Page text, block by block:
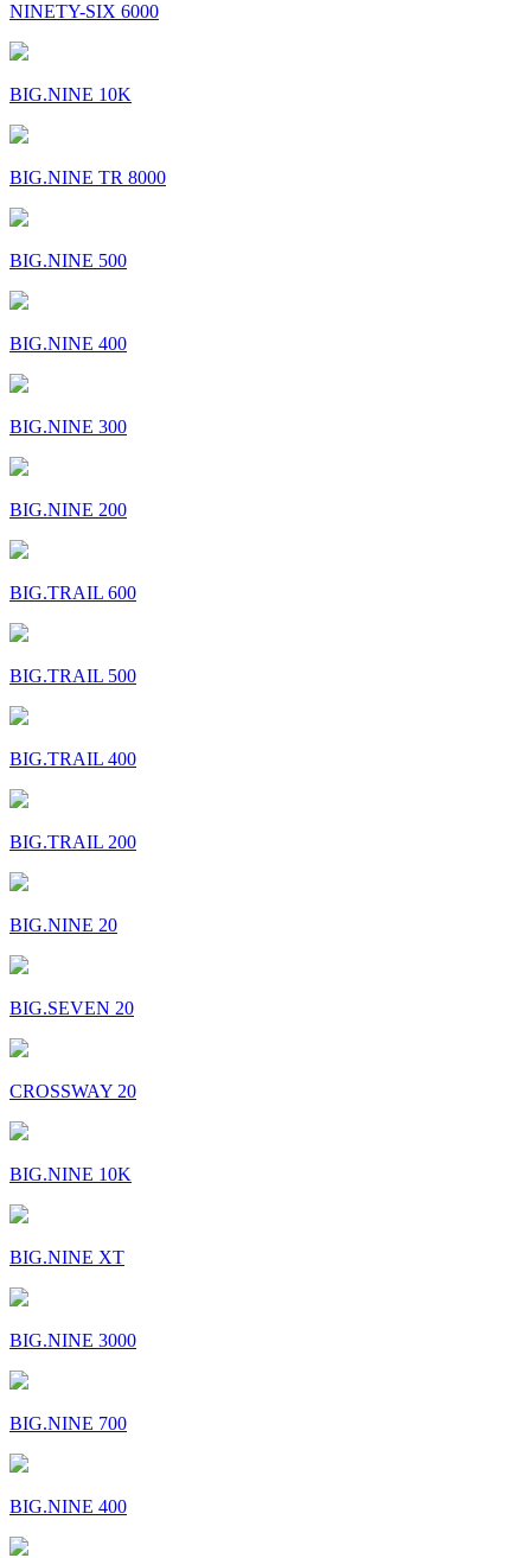
NINETY-SIX 6000
BIG.NINE 10K
BIG.NINE TR 8000
BIG.NINE 500
BIG.NINE 400
BIG.NINE 300
BIG.NINE 200
BIG.TRAIL 600
BIG.TRAIL 500
BIG.TRAIL 400
BIG.TRAIL 200
BIG.NINE 20
BIG.SEVEN 20
CROSSWAY 20
BIG.NINE 10K
BIG.NINE XT
BIG.NINE 3000
BIG.NINE 700
BIG.NINE 400